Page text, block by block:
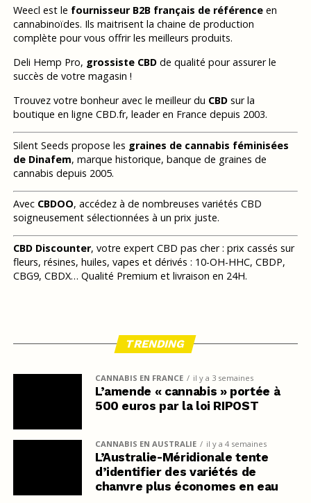
Weecl est le fournisseur B2B français de référenceen
cannabinoïdes. Ils maitrisent la chaine de production
complète pour vous offrir les meilleurs produits.
Deli Hemp Pro, grossiste CBDde qualité pour assurer le
succès de votre magasin !
Trouvez votre bonheur avec le meilleur du CBDsur la
boutique en ligne CBD.fr, leader en France depuis 2003.
Silent Seeds propose les graines de cannabis féminisées
de Dinafem, marque historique, banque de graines de
cannabis depuis 2005.
Avec CBDOO, accédez à de nombreuses variétés CBD
soigneusement sélectionnées à un prix juste.
CBD Discounter, votre expert CBD pas cher : prix cassés sur
fleurs, résines, huiles, vapes et dérivés : 10-OH-HHC, CBDP,
CBG9, CBDX… Qualité Premium et livraison en 24H.
TRENDING
CANNABIS EN FRANCE il y a 3 semaines
L’amende « cannabis » portée à
500 euros par la loi RIPOST
CANNABIS EN AUSTRALIE il y a 4 semaines
L’Australie-Méridionale tente
d’identifier des variétés de
chanvre plus économes en eau